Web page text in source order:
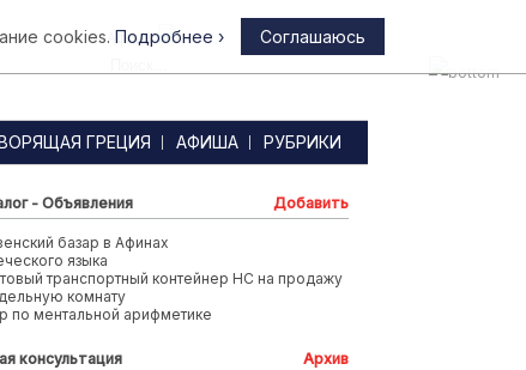
Афины
ГРЕЦИЯ АФИША РУБРИКИ
- Объявления Добавить
базар в Афинах
языка
транспортный контейнер HC на продажу
комнату
по ментальной арифметике
консультация Архив
cookies. Подробнее › Соглашаюсь